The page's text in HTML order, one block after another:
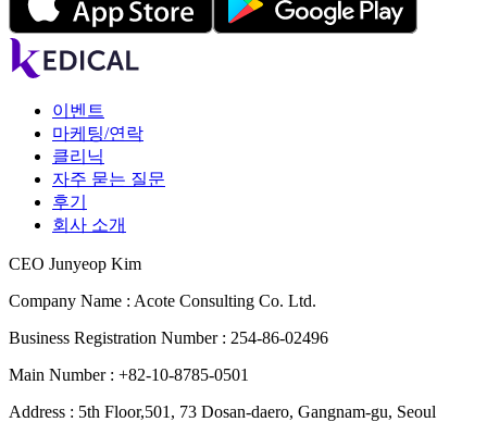
이벤트
마케팅/연락
클리닉
자주 묻는 질문
후기
회사 소개
CEO Junyeop Kim
Company Name : Acote Consulting Co. Ltd.
Business Registration Number : 254-86-02496
Main Number : +82-10-8785-0501
Address : 5th Floor,501, 73 Dosan-daero, Gangnam-gu, Seoul